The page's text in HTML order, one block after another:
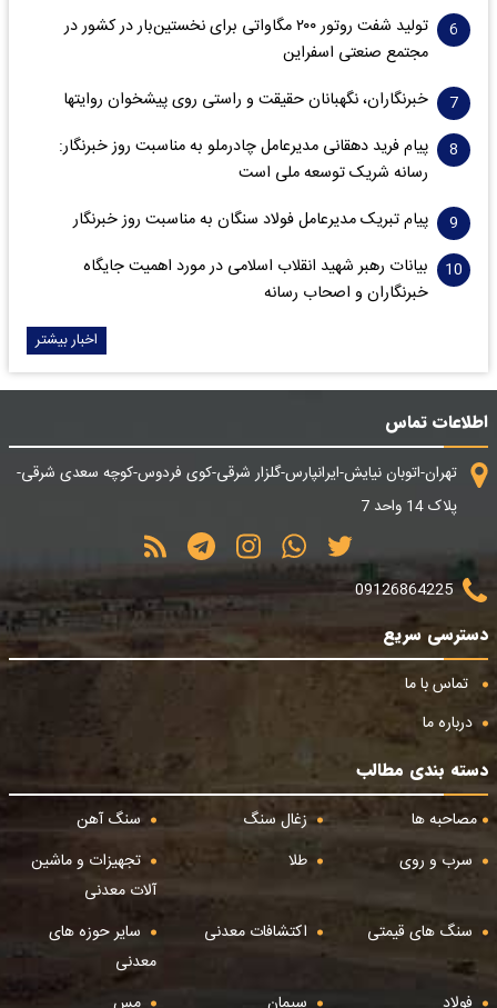
تولید شفت روتور ۲۰۰ مگاواتی برای نخستین‌بار در کشور در
مجتمع صنعتی اسفراین
خبرنگاران، نگهبانان حقیقت و راستی روی پیشخوان روایت­ها
پیام فرید دهقانی مدیرعامل چادرملو به مناسبت روز خبرنگار:
رسانه شریک توسعه ملی است
پیام تبریک مدیرعامل فولاد سنگان به مناسبت روز خبرنگار
بیانات رهبر شهید انقلاب اسلامی در مورد اهمیت جایگاه
خبرنگاران و اصحاب رسانه
اخبار بیشتر
اطلاعات تماس
تهران-اتوبان نیایش-ایرانپارس-گلزار شرقی-کوی فردوس-کوچه سعدی شرقی-
پلاک 14 واحد 7
09126864225
دسترسی سریع
تماس با ما
درباره ما
دسته بندی مطالب
مصاحبه ها
زغال سنگ
سنگ آهن
سرب و روی
طلا
تجهیزات و ماشین
آلات معدنی
سنگ های قیمتی
اکتشافات معدنی
سایر حوزه های
معدنی